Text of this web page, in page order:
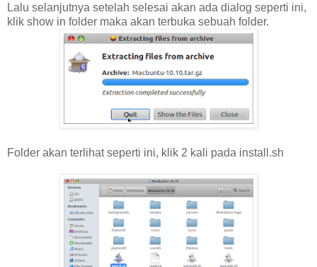
Lalu selanjutnya setelah selesai akan ada dialog seperti ini,
klik show in folder maka akan terbuka sebuah folder.
Folder akan terlihat seperti ini, klik 2 kali pada install.sh